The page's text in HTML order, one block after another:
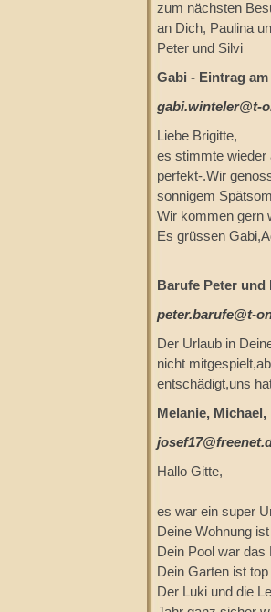
zum nächsten
an Dich, Paulina
Peter und Silvi
Gabi - Eintrag am
gabi.winteler@t-
Liebe Brigitte,
es stimmte wieder
perfekt-.Wir
sonnigem
Wir kommen gern
Es grüssen
Barufe Peter und
peter.barufe@t-
Der Urlaub in
nicht
entschädigt,uns
Melanie,
Hallo Gitte,
es war ein super
Deine Wohnung
Dein Pool war das
Dein Garten ist
Der Luki und die